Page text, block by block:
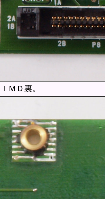
Ｄ裏。